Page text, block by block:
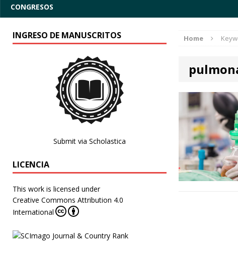
CONGRESOS
Home
INGRESO DE MANUSCRITOS
Submit via Scholastica
LICENCIA
This work is licensed under
Creative Commons Attribution 4.0
International